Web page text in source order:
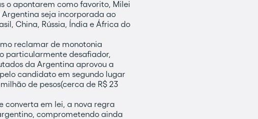
o apontarem como favorito, Milei
Argentina seja incorporada ao
China, Rússia, Índia e África do
reclamar de monotonia
particularmente desafiador,
da Argentina aprovou a
candidato em segundo lugar
de pesos(cerca de R$ 23
converta em lei, a nova regra
comprometendo ainda